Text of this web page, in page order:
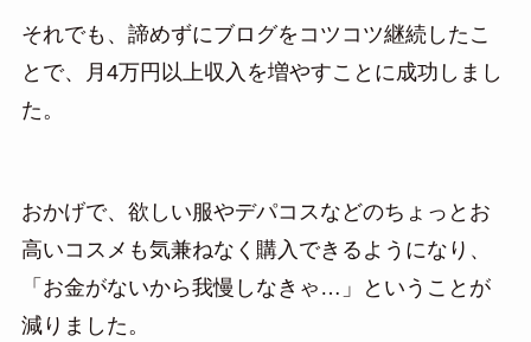
それでも、諦めずにブログをコツコツ継続したこ
とで、月4万円以上収入を増やすことに成功しまし
た。
おかげで、欲しい服やデパコスなどのちょっとお
高いコスメも気兼ねなく購入できるようになり、
「お金がないから我慢しなきゃ…」ということが
減りました。